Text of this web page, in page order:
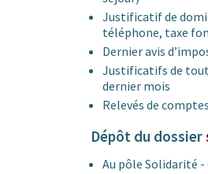
Justificatif de
téléphone, taxe
Dernier avis
Justificatifs de
dernier mois
Relevés de
Dépôt du dossier
Au pôle Solidarité -